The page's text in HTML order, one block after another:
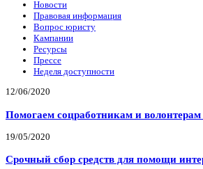
Новости
Правовая информация
Вопрос юристу
Кампании
Ресурсы
Прессе
Неделя доступности
12/06/2020
Помогаем соцработникам и
19/05/2020
Срочный сбор средств для помощи